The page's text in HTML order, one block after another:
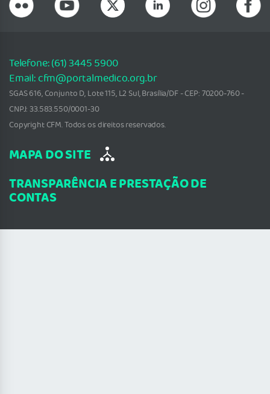
Telefone: (61) 3445 5900
Email: cfm@portalmedico.org.br
SGAS 616, Conjunto D, Lote 115, L2 Sul, Brasília/DF - CEP: 70200-760 -
CNPJ: 33.583.550/0001-30
Copyright CFM. Todos os direitos reservados.
MAPA DO SITE
TRANSPARÊNCIA E PRESTAÇÃO DE
CONTAS